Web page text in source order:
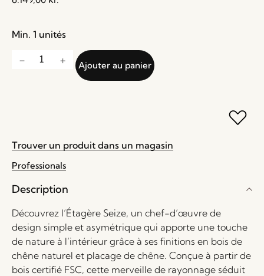
Min. 1 unités
Ajouter au panier
Trouver un produit dans un magasin
Professionals
Description
Découvrez l’Étagère Seize, un chef-d’œuvre de
design simple et asymétrique qui apporte une touche
de nature à l’intérieur grâce à ses finitions en bois de
chêne naturel et placage de chêne. Conçue à partir de
bois certifié FSC, cette merveille de rayonnage séduit